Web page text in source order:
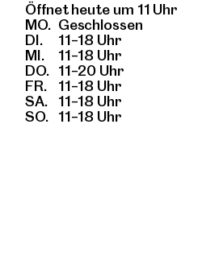
Öffnet heute um 11 Uhr
MO. Geschlossen
DI.
11–18 Uhr
MI.
11–18 Uhr
DO. 11–20 Uhr
FR.
11–18 Uhr
SA.
11–18 Uhr
SO.
11–18 Uhr